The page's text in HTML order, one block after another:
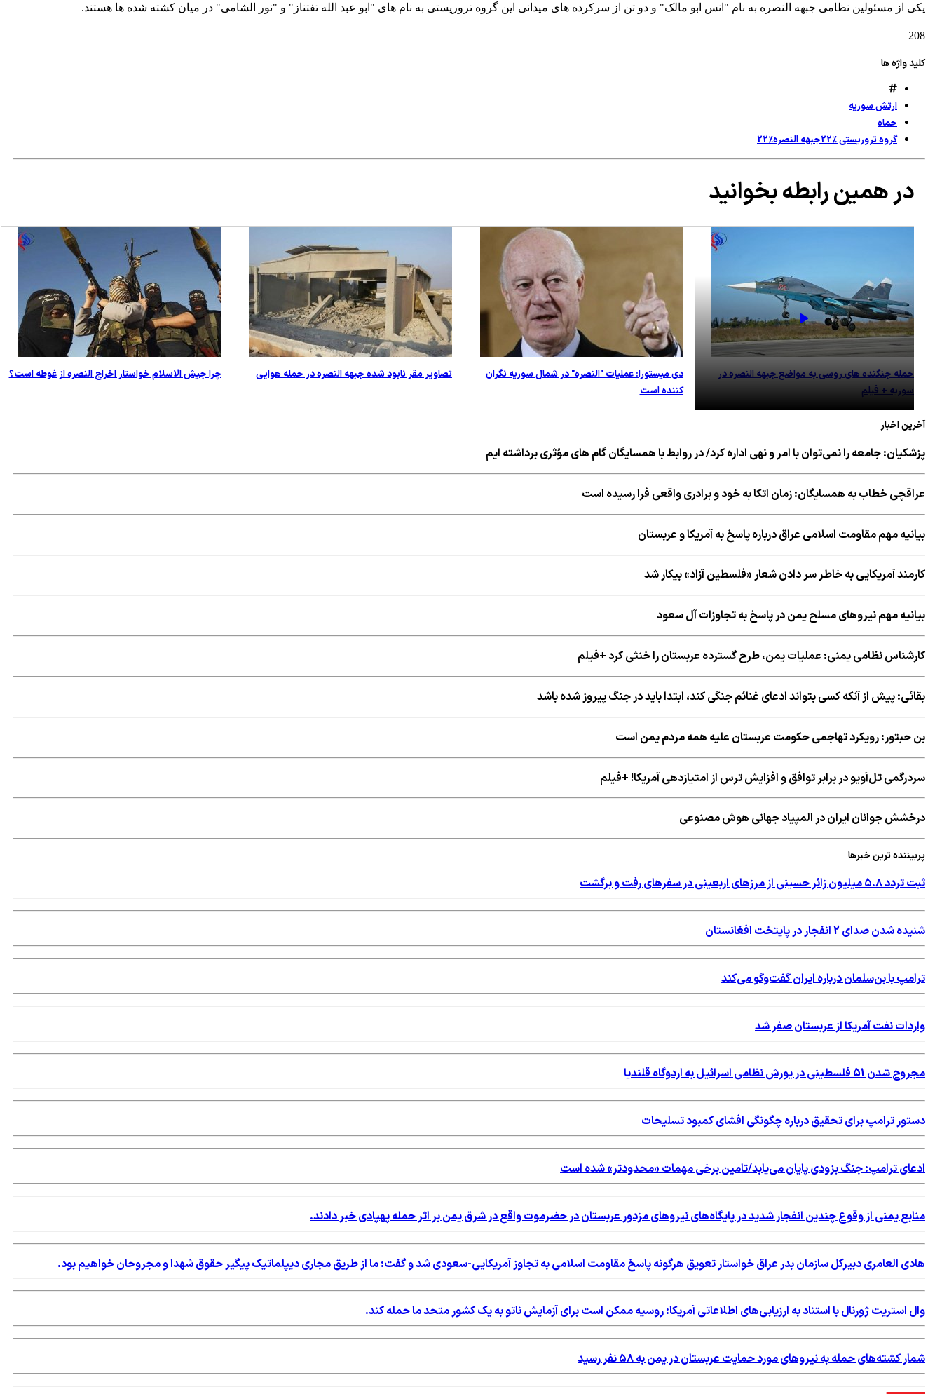
یکی از مسئولین نظامی جبهه النصره به نام "انس ابو مالک" و دو تن از سرکرده های میدانی این گروه تروریستی به نام های "ابو عبد الله تفتناز" و "نور الشامی" در میان کشته شده ها هستند.
208
کلید واژه ها
ارتش سوریه
حماه
گروه تروریستی %22جبهه النصره%22
در همین رابطه بخوانید
حمله جنگنده های روسی به مواضع جبهه النصره در
سوریه + فیلم
دی میستورا: عملیات "النصره" در شمال سوریه نگران
کننده است
تصاویر مقر نابود شده جبهه النصره در حمله هوایی چرا جیش الاسلام خواستار اخراج النصره از غوطه است؟
آخرین اخبار
پزشکیان: جامعه را نمی‌توان با امر و نهی اداره کرد/ در روابط با همسایگان گام های مؤثری برداشته ایم
عراقچی خطاب به همسایگان: زمان اتکا به خود و برادری واقعی فرا رسیده است
بیانیه مهم مقاومت اسلامی عراق درباره پاسخ به آمریکا و عربستان
کارمند آمریکایی به خاطر سر دادن شعار «فلسطین آزاد» بیکار شد
بیانیه مهم نیروهای مسلح یمن در پاسخ به تجاوزات آل سعود
کارشناس نظامی یمنی: عملیات یمن، طرح گسترده عربستان را خنثی کرد +فیلم
بقائی: پیش از آنکه کسی بتواند ادعای غنائم جنگی کند، ابتدا باید در جنگ پیروز شده باشد
بن حبتور: رویکرد تهاجمی حکومت عربستان علیه همه مردم یمن است
سردرگمی تل‌آویو در برابر توافق و افزایش ترس از امتیازدهی آمریکا! +فیلم
درخشش جوانان ایران در المپیاد جهانی هوش مصنوعی
پربیننده ترین خبرها
ثبت تردد ۵.۸ میلیون زائر حسینی از مرزهای اربعینی در سفرهای رفت و برگشت
شنیده شدن صدای 2 انفجار در پایتخت افغانستان
ترامپ با بن‌سلمان درباره ایران گفت‌وگو می‌کند
واردات نفت آمریکا از عربستان صفر شد
مجروح شدن 51 فلسطینی در یورش نظامی اسرائیل به اردوگاه قلندیا
دستور ترامپ برای تحقیق درباره چگونگی افشای کمبود تسلیحات
ادعای ترامپ: جنگ بزودی پایان می‌یابد/تامین برخی مهمات «محدودتر» شده است
منابع یمنی از وقوع چندین انفجار شدید در پایگاه‌های نیروهای مزدور عربستان در حضرموت واقع در شرق یمن بر اثر حمله پهپادی خبر دادند.
هادی العامری دبیرکل سازمان بدر عراق خواستار تعویق هرگونه پاسخ مقاومت اسلامی به تجاوز آمریکایی-سعودی شد و گفت: ما از طریق مجاری دیپلماتیک پیگیر حقوق شهدا و مجروحان خواهیم بود.
وال استریت ژورنال با استناد به ارزیابی‌های اطلاعاتی آمریکا: روسیه ممکن است برای آزمایش ناتو به یک کشور متحد ما حمله کند.
شمار کشته‌های حمله به نیروهای مورد حمایت عربستان در یمن به ۵۸ نفر رسید